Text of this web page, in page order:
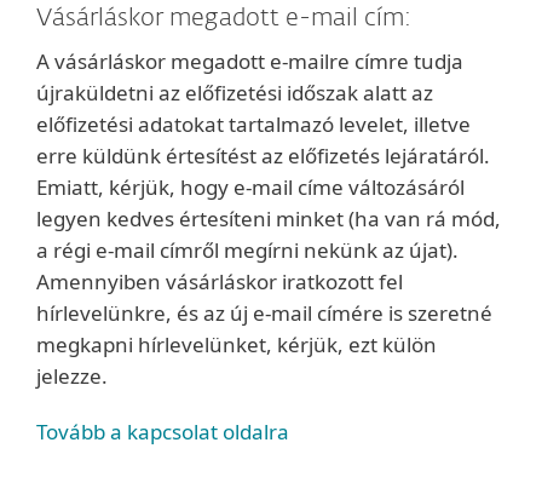
Vásárláskor megadott e-mail cím:
A vásárláskor megadott e-mailre címre tudja
újraküldetni az előfizetési időszak alatt az
előfizetési adatokat tartalmazó levelet, illetve
erre küldünk értesítést az előfizetés lejáratáról.
Emiatt, kérjük, hogy e-mail címe változásáról
legyen kedves értesíteni minket (ha van rá mód,
a régi e-mail címről megírni nekünk az újat).
Amennyiben vásárláskor iratkozott fel
hírlevelünkre, és az új e-mail címére is szeretné
megkapni hírlevelünket, kérjük, ezt külön
jelezze.
Tovább a kapcsolat oldalra